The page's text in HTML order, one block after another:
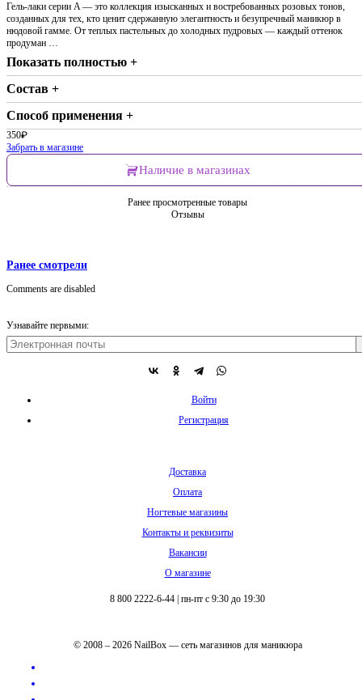
Гель-лаки серии A — это коллекция изысканных и востребованных розовых тонов,
созданных для тех, кто ценит сдержанную элегантность и безупречный маникюр в
нюдовой гамме. От теплых пастельных до холодных пудровых — каждый оттенок
продуман …
Показать полностью +
Состав +
Способ применения +
350₽
Забрать в магазине
Наличие в магазинах
Ранее просмотренные товары
Отзывы
Ранее смотрели
Comments are disabled
Узнавайте первыми:
Войти
Регистрация
Доставка
Оплата
Ногтевые магазины
Контакты и реквизиты
Вакансии
О магазине
8 800 2222-6-44 пн-пт с 9:30 до 19:30
© 2008 – 2026 NailBox — сеть магазинов для маникюра